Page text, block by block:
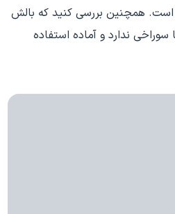
همچنین بررسی کنید که بالش
ندارد و آماده استفاده